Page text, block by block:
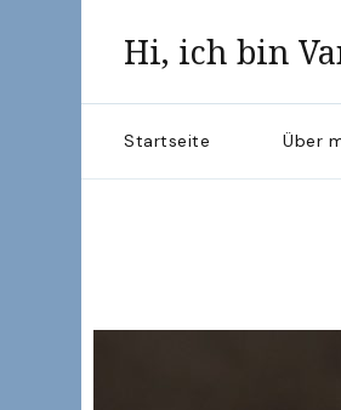
Hi, ich bin
Startseite Über